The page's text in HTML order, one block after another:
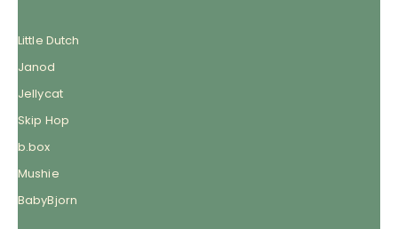
Little Dutch
Janod
Jellycat
Skip Hop
b.box
Mushie
BabyBjorn